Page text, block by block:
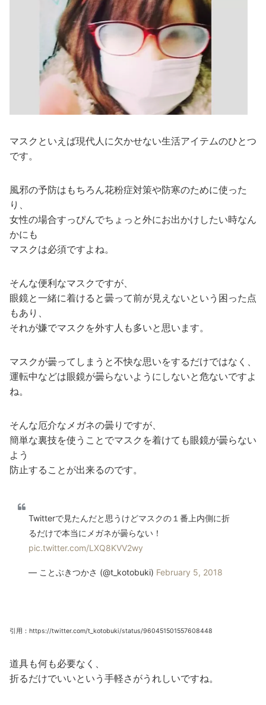
マスクといえば現代人に欠かせない生活アイテムのひとつ
です。
風邪の予防はもちろん花粉症対策や防寒のために使った
り、
女性の場合すっぴんでちょっと外にお出かけしたい時なん
かにも
マスクは必須ですよね。
そんな便利なマスクですが、
眼鏡と一緒に着けると曇って前が見えないという困った点
もあり、
それが嫌でマスクを外す人も多いと思います。
マスクが曇ってしまうと不快な思いをするだけではなく、
運転中などは眼鏡が曇らないようにしないと危ないですよ
ね。
そんな厄介なメガネの曇りですが、
簡単な裏技を使うことでマスクを着けても眼鏡が曇らない
よう
防止することが出来るのです。
Twitterで見たんだと思うけどマスクの１番上内側に折
るだけで本当にメガネが曇らない！
pic.twitter.com/LXQ8KVV2wy
— ことぶきつかさ (@t_kotobuki) February 5, 2018
引用：https://twitter.com/t_kotobuki/status/960451501557608448
道具も何も必要なく、
折るだけでいいという手軽さがうれしいですね。